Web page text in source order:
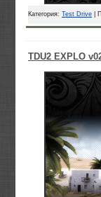
Категория: Test Drive |
TDU2 EXPLO